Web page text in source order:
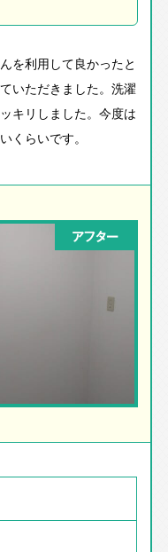
を利用して良かったと
いただきました。洗濯
キリしました。今度は
くらいです。
アフター